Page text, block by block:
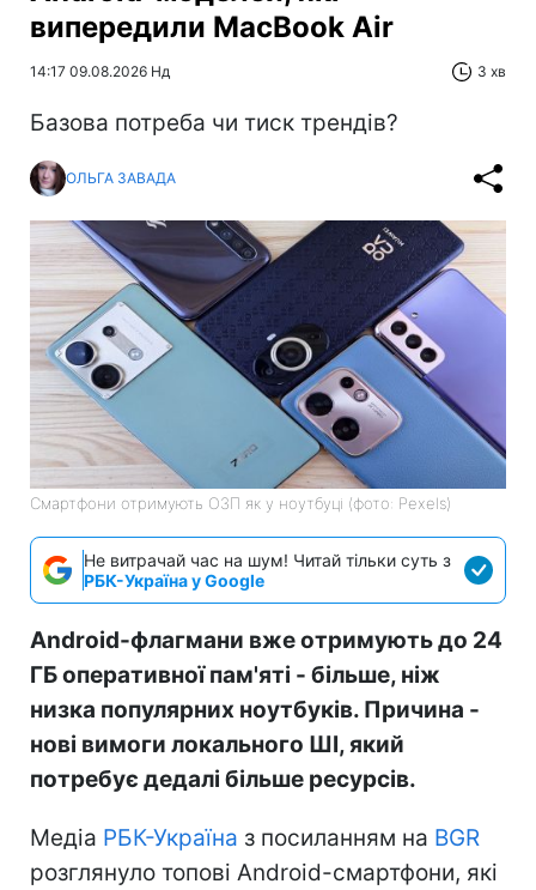
випередили MacBook Air
14:17 09.08.2026 Нд 3 хв
Базова потреба чи тиск трендів?
ОЛЬГА ЗАВАДА
Смартфони отримують ОЗП як у ноутбуці (фото: Pexels)
Не витрачай час на шум! Читай тільки суть з
РБК-Україна у Google
Android-флагмани вже отримують до 24
ГБ оперативної пам'яті - більше, ніж
низка популярних ноутбуків. Причина -
нові вимоги локального ШІ, який
потребує дедалі більше ресурсів.
Медіа РБК-Україна з посиланням на BGR
розглянуло топові Android-смартфони, які